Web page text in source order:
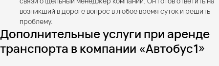
возникший в дороге вопрос в любое время суток и решить
проблему.
Дополнительные услуги при аренде
транспорта в компании «Автобус1»